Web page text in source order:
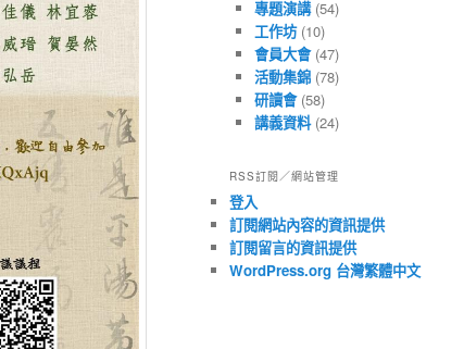
專題演講(54)
工作坊(10)
會員大會(47)
活動集錦(78)
研讀會(58)
講義資料(24)
RSS訂閱／網站管理
登入
訂閱網站內容的資訊提供
訂閱留言的資訊提供
WordPress.org 台灣繁體中文